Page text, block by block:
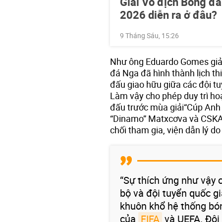
2026 diễn ra ở đâu?
9 Tháng Sáu, 15:26
Như ông Eduardo Gomes
đá Nga đã hình thành lịch
đấu giao hữu giữa các đội
Làm vậy cho phép duy trì
đấu trước mùa giải“Cúp
“Dinamo” Matxcơva và
chối tham gia, viện dẫn lý
“Sự thích ứng như vậy
bộ và đội tuyển quốc
khuôn khổ hệ thống
của FIFA và UEFA.